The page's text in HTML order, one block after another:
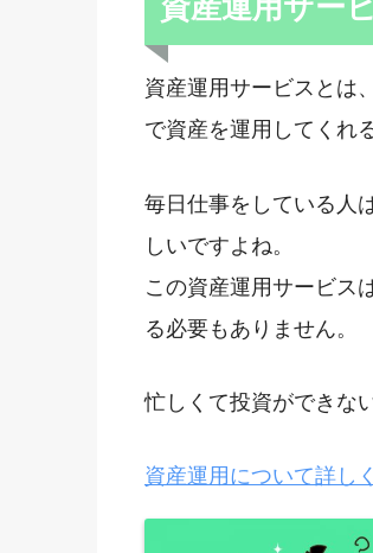
資産運用サー
資産運用サービスとは
で資産を運用してくれ
毎日仕事をしている人
しいですよね。
この資産運用サービス
る必要もありません。
忙しくて投資ができな
資産運用について詳し